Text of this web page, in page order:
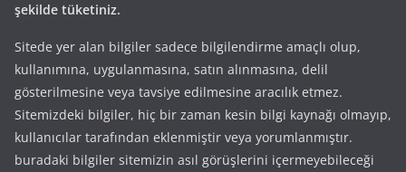
şekilde tüketiniz.
Sitede yer alan bilgiler sadece bilgilendirme amaçlı olup,
kullanımına, uygulanmasına, satın alınmasına, delil
gösterilmesine veya tavsiye edilmesine aracılık etmez.
Sitemizdeki bilgiler, hiç bir zaman kesin bilgi kaynağı olmayıp,
kullanıcılar tarafından eklenmiştir veya yorumlanmıştır.
buradaki bilgiler sitemizin asıl görüşlerini içermeyebileceği